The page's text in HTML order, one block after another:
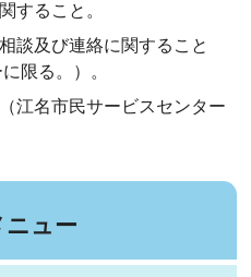
すること。
談及び連絡に関すること
限る。）。
江名市民サービスセンター
ニュー